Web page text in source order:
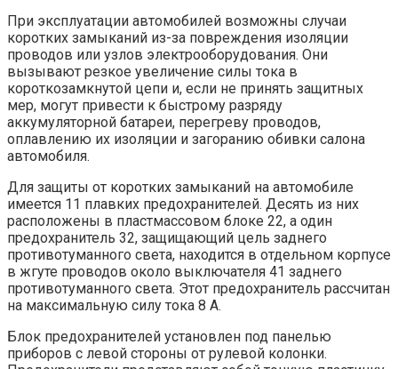
При эксплуатации автомобилей возможны случаи
коротких замыканий из-за повреждения изоляции
проводов или узлов электрооборудования. Они
вызывают резкое увеличение силы тока в
короткозамкнутой цепи и, если не принять защитных
мер, могут привести к быстрому разряду
аккумуляторной батареи, перегреву проводов,
оплавлению их изоляции и загоранию обивки салона
автомобиля.
Для защиты от коротких замыканий на автомобиле
имеется 11 плавких предохранителей. Десять из них
расположены в пластмассовом блоке 22, а один
предохранитель 32, защищающий цель заднего
противотуманного света, находится в отдельном корпусе
в жгуте проводов около выключателя 41 заднего
противотуманного света. Этот предохранитель рассчитан
на максимальную силу тока 8 А.
Блок предохранителей установлен под панелью
приборов с левой стороны от рулевой колонки.